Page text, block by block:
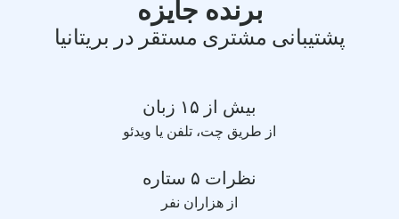
برنده جایزه
پشتیبانی مشتری مستقر در بریتانیا
بیش از ۱۵ زبان
از طریق چت، تلفن یا ویدئو
نظرات ۵ ستاره
از هزاران نفر